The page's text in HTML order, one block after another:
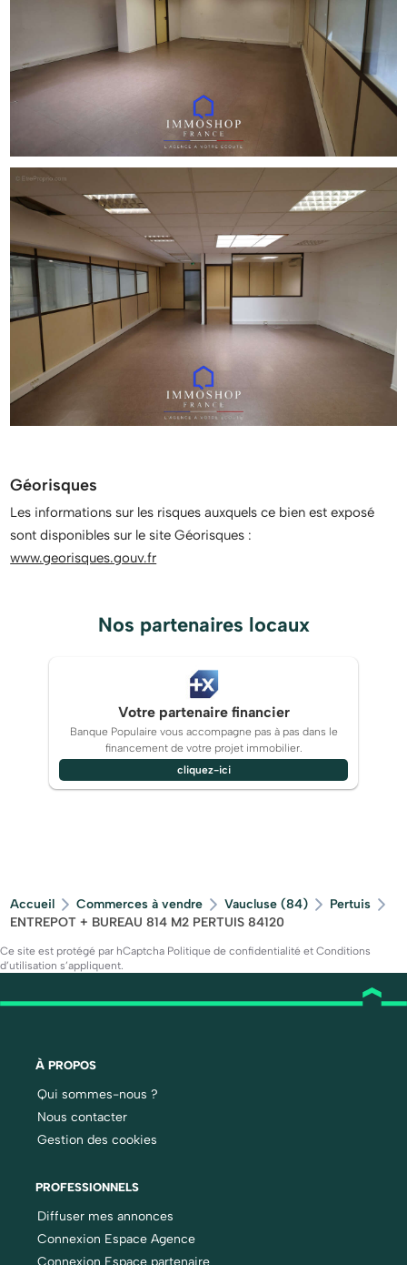
Géorisques
Les informations sur les risques auxquels ce bien est exposé
sont disponibles sur le site Géorisques :
www.georisques.gouv.fr
Nos partenaires locaux
Votre partenaire financier
Banque Populaire vous accompagne pas à pas dans le
financement de votre projet immobilier.
cliquez-ici
Accueil Commerces à vendre Vaucluse (84)
Pertuis
ENTREPOT + BUREAU 814 M2 PERTUIS 84120
Ce site est protégé par hCaptcha Politique de confidentialité et Conditions
d’utilisation s’appliquent.
À PROPOS
Qui sommes-nous ?
Nous contacter
Gestion des cookies
PROFESSIONNELS
Diffuser mes annonces
Connexion Espace Agence
Connexion Espace partenaire